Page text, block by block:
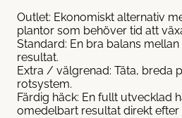
Outlet: Ekonomiskt alternativ
plantor som behöver tid att
Standard: En bra balans
resultat.
Extra / välgrenad: Täta, breda
rotsystem.
Färdig häck: En fullt utvecklad
omedelbart resultat direkt efter